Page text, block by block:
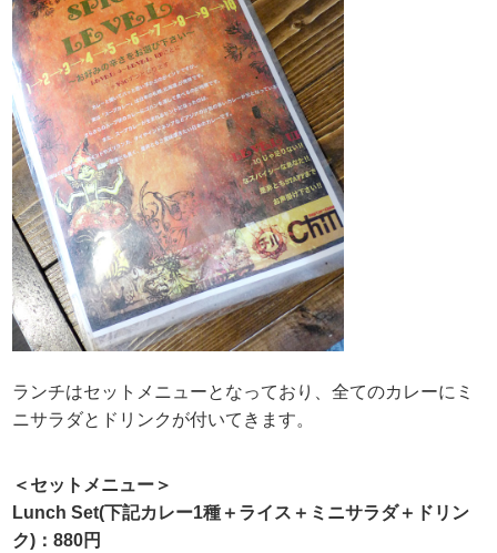
ランチはセットメニューとなっており、全てのカレーにミ
ニサラダとドリンクが付いてきます。
＜セットメニュー＞
Lunch Set(下記カレー1種＋ライス＋ミニサラダ＋ドリン
ク)：880円